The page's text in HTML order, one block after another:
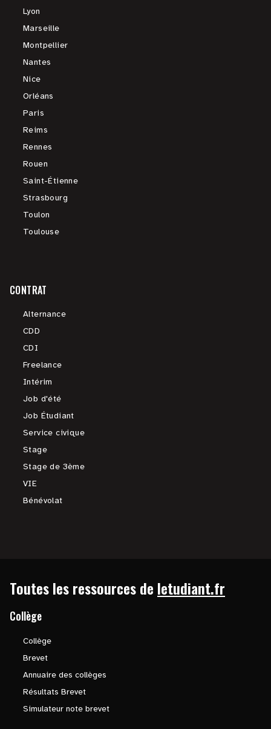
Lyon
Marseille
Montpellier
Nantes
Nice
Orléans
Paris
Reims
Rennes
Rouen
Saint-Étienne
Strasbourg
Toulon
Toulouse
CONTRAT
Alternance
CDD
CDI
Freelance
Intérim
Job d'été
Job Étudiant
Service civique
Stage
Stage de 3ème
VIE
Bénévolat
Toutes les ressources de letudiant.fr
Collège
Collège
Brevet
Annuaire des collèges
Résultats Brevet
Simulateur note brevet